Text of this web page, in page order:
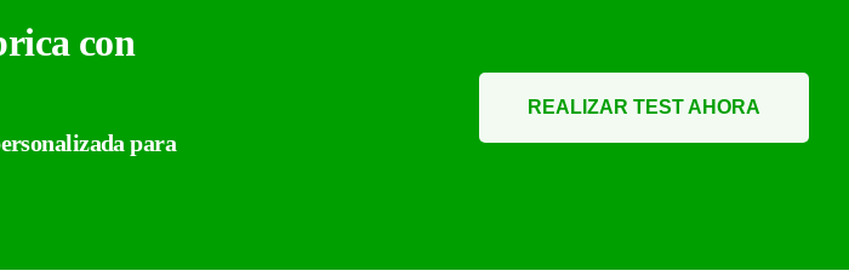
con
para
REALIZAR TEST AHORA